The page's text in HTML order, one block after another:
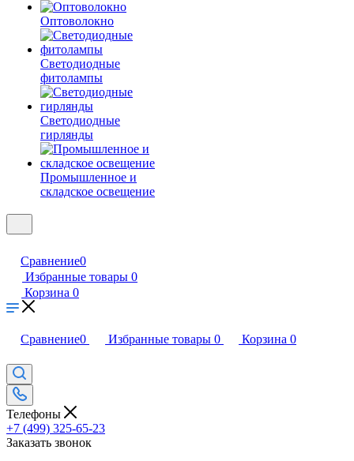
Оптоволокно
Светодиодные
фитолампы
Светодиодные
гирлянды
Промышленное и
складское освещение
Сравнение0
Избранные товары 0
Корзина 0
Сравнение0 Избранные товары 0 Корзина 0
Телефоны
+7 (499) 325-65-23
Заказать звонок